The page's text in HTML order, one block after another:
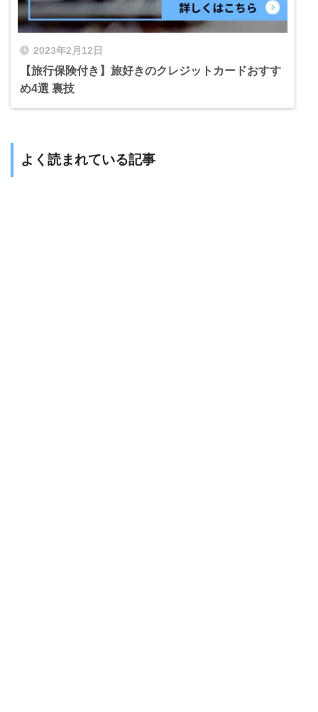
2023年2月12日
【旅行保険付き】旅好きのクレジットカードおすす
め4選 裏技
よく読まれている記事